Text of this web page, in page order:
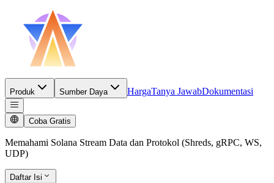
Produk Sumber Daya HargaTanya JawabDokumentasi
Coba Gratis
Memahami Solana Stream Data dan Protokol (Shreds, gRPC, WS,
UDP)
Daftar Isi